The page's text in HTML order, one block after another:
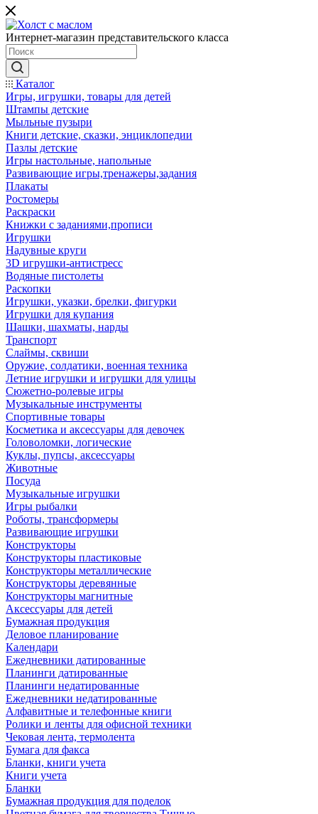
Интернет-магазин представительского класса
Каталог
Игры, игрушки, товары для детей
Штампы детские
Мыльные пузыри
Книги детские, сказки, энциклопедии
Пазлы детские
Игры настольные, напольные
Развивающие игры,тренажеры,задания
Плакаты
Ростомеры
Раскраски
Книжки с заданиями,прописи
Игрушки
Надувные круги
3D игрушки-антистресс
Водяные пистолеты
Раскопки
Игрушки, указки, брелки, фигурки
Игрушки для купания
Шашки, шахматы, нарды
Транспорт
Слаймы, сквиши
Оружие, солдатики, военная техника
Летние игрушки и игрушки для улицы
Сюжетно-ролевые игры
Музыкальные инструменты
Спортивные товары
Косметика и аксессуары для девочек
Головоломки, логические
Куклы, пупсы, аксессуары
Животные
Посуда
Музыкальные игрушки
Игры рыбалки
Роботы, трансформеры
Развивающие игрушки
Конструкторы
Конструкторы пластиковые
Конструкторы металлические
Конструкторы деревянные
Конструкторы магнитные
Аксессуары для детей
Бумажная продукция
Деловое планирование
Календари
Ежедневники датированные
Планинги датированные
Планинги недатированные
Ежедневники недатированные
Алфавитные и телефонные книги
Ролики и ленты для офисной техники
Чековая лента, термолента
Бумага для факса
Бланки, книги учета
Книги учета
Бланки
Бумажная продукция для поделок